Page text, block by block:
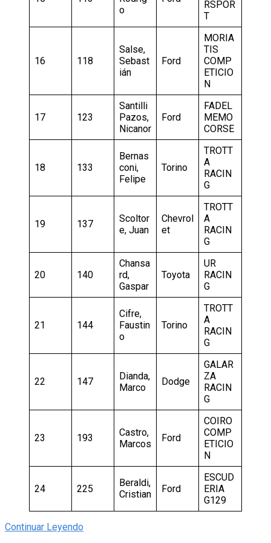
o
RSPOR
T
16 118
Salse,
Sebast
ián
Ford
MORIA
TIS
COMP
ETICIO
N
17 123
Santilli
Pazos,
Nicanor
Ford
FADEL
MEMO
CORSE
18 133
Bernas
coni,
Felipe
Torino
TROTT
A
RACIN
G
19 137
Scoltor
e, Juan
Chevrol
et
TROTT
A
RACIN
G
20 140
Chansa
rd,
Gaspar
Toyota
UR
RACIN
G
21 144
Cifre,
Faustin
o
Torino
TROTT
A
RACIN
G
22 147
Dianda,
Marco
Dodge
GALAR
ZA
RACIN
G
23 193
Castro,
Marcos
Ford
COIRO
COMP
ETICIO
N
24 225
Beraldi,
Cristian
Ford
ESCUD
ERIA
G129
Continuar Leyendo